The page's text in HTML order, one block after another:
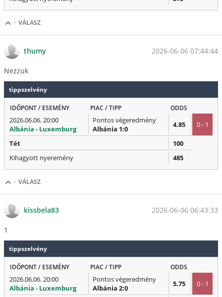
· VÁLASZ
thumy 2026-06-06 07:44:44
Nezzuk
tippszelvény
IDŐPONT / ESEMÉNY PIAC / TIPP ODDS
2026.06.06. 20:00
Albánia - Luxemburg
Pontos végeredmény
Albánia 1:0
4.85 0 - 1
Tét
100
Kihagyott nyeremény
485
· VÁLASZ
kissbela83 2026-06-06 06:43:33
1
tippszelvény
IDŐPONT / ESEMÉNY PIAC / TIPP ODDS
2026.06.06. 20:00
Albánia - Luxemburg
Pontos végeredmény
Albánia 2:0
5.75 0 - 1